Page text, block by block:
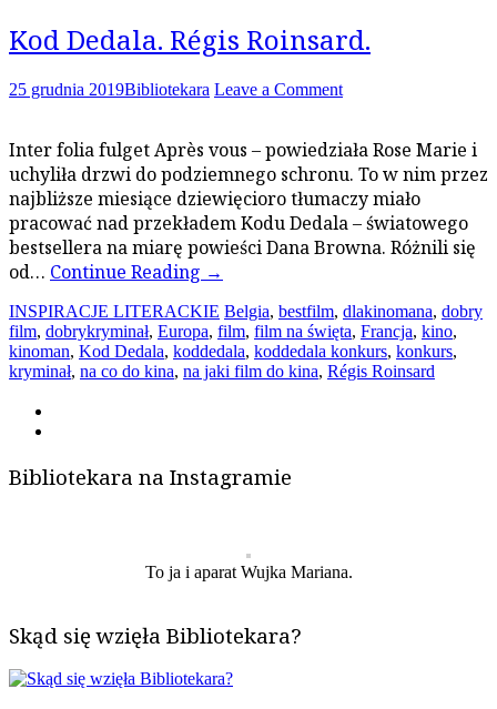
Kod Dedala. Régis Roinsard.
25 grudnia 2019Bibliotekara Leave a Comment
Inter folia fulget Après vous – powiedziała Rose Marie i
uchyliła drzwi do podziemnego schronu. To w nim przez
najbliższe miesiące dziewięcioro tłumaczy miało
pracować nad przekładem Kodu Dedala – światowego
bestsellera na miarę powieści Dana Browna. Różnili się
od… Continue Reading →
INSPIRACJE LITERACKIE Belgia, bestfilm, dlakinomana, dobry
film, dobrykryminał, Europa, film, film na święta, Francja, kino,
kinoman, Kod Dedala, koddedala, koddedala konkurs, konkurs,
kryminał, na co do kina, na jaki film do kina, Régis Roinsard
Bibliotekara na Instagramie
To ja i aparat Wujka Mariana.
Skąd się wzięła Bibliotekara?